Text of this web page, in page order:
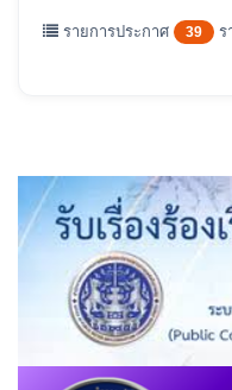
รายการประกาศ 39 ร